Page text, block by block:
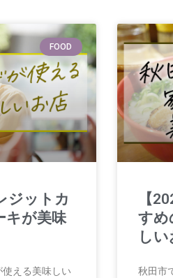
FOOD
ジットカ
キが美味
える美味しい
【
すめ
し
秋田市